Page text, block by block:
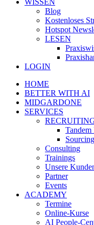
WISSEN
Blog
Kostenloses
Hotspot
LESEN
LOGIN
HOME
BETTER WITH AI
MIDGARDONE
SERVICES
Consulting
Trainings
Unsere
Partner
Events
ACADEMY
Termine
Online-Kurse
AI People-